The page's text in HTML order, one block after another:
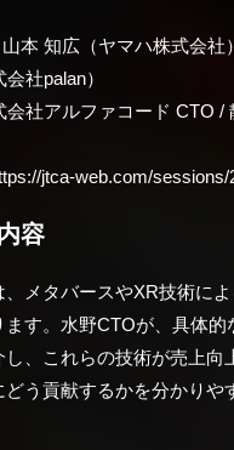
本 知広（ヤマハ株式会社）
社palan）
会社アルファコード CTO /
jtca-web.com/sessions/
容
メタバースやXR技術に
す。水野CTOが、具体的
し、これらの技術が売上向
う貢献するかを分かりや